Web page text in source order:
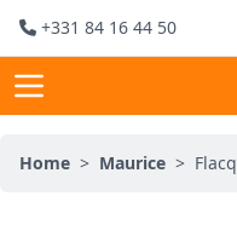
+331 84 16 44 50
Home > Maurice > Flacq